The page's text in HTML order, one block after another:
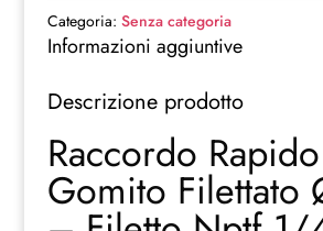
Dm
Fit
Filettato
Tubo
–
Filetto
Categoria: Senza categoria
Informazioni aggiuntive
Descrizione prodotto
Raccordo
Gomito Filettato